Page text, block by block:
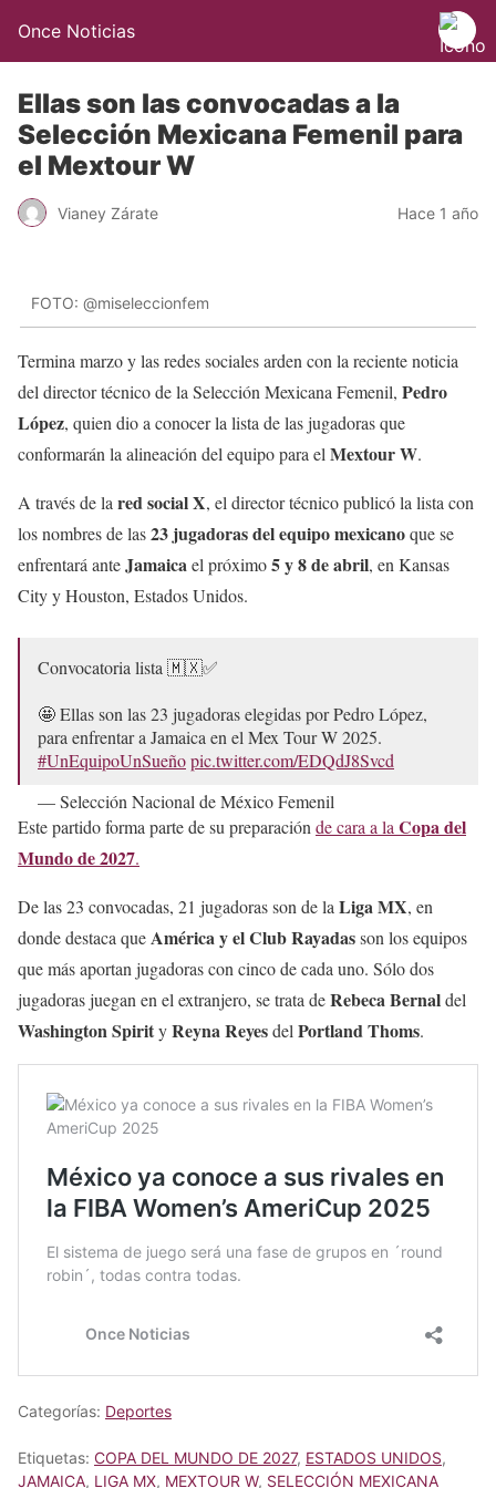
Once Noticias
Ellas son las convocadas a la
Selección Mexicana Femenil para
el Mextour W
Vianey Zárate Hace 1 año
FOTO: @miseleccionfem
Termina marzo y las redes sociales arden con la reciente noticia
del director técnico de la Selección Mexicana Femenil, Pedro
López, quien dio a conocer la lista de las jugadoras que
conformarán la alineación del equipo para el Mextour W.
A través de la red social X, el director técnico publicó la lista con
los nombres de las23 jugadoras del equipo mexicanoque se
enfrentará anteJamaicael próximo5 y 8 de abril, en Kansas
City y Houston, Estados Unidos.
Convocatoria lista 🇲🇽✅
🤩 Ellas son las 23 jugadoras elegidas por Pedro López,
para enfrentar a Jamaica en el Mex Tour W 2025.
#UnEquipoUnSueñopic.twitter.com/EDQdJ8Svcd
— Selección Nacional de México Femenil
(@Miseleccionfem)March 31, 2025
Este partido forma parte de su preparación de cara a la Copa del
Mundo de 2027.
De las 23 convocadas, 21 jugadoras son de la Liga MX, en
donde destaca queAmérica y el Club Rayadasson los equipos
que más aportan jugadoras con cinco de cada uno. Sólo dos
jugadoras juegan en el extranjero, se trata deRebeca Bernaldel
Washington SpirityReyna Reyesdel Portland Thoms.
Categorías: Deportes
Etiquetas: COPA DEL MUNDO DE 2027, ESTADOS UNIDOS,
JAMAICA, LIGA MX, MEXTOUR W, SELECCIÓN MEXICANA